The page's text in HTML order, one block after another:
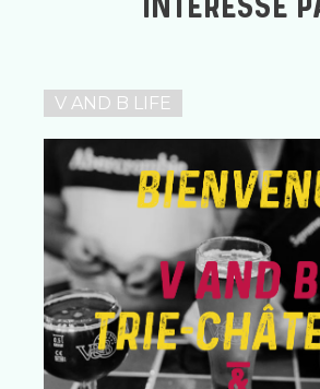
INTÉRESSÉ
V AND B LIFE